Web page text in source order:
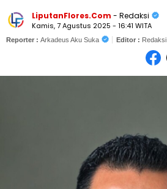
LiputanFlores.Com - Redaksi
Kamis, 7 Agustus 2025 - 16:41 WITA
Reporter : Arkadeus Aku Suka Editor : Redaksi